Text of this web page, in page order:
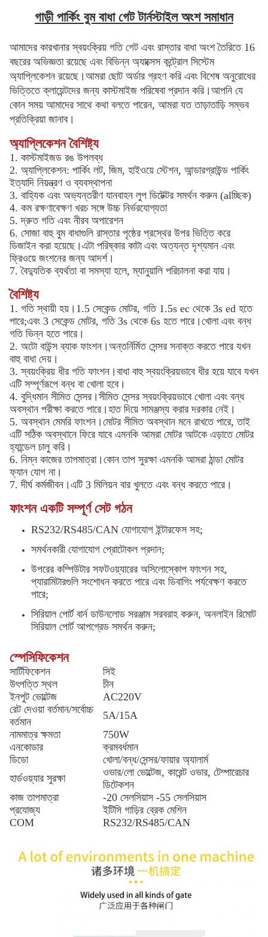
গাড়ী পার্কিং বুম বাধা গেট টার্নস্টাইল অংশ সমাধান
আমাদের কারখানার স্বয়ংক্রিয় গতি গেট এবং রাস্তার বাধা অংশ তৈরিতে 16
বছরের অভিজ্ঞতা রয়েছে এবং বিভিন্ন অ্যাক্সেস কন্ট্রোল সিস্টেম
অ্যাপ্লিকেশন রয়েছে। আমরা ছোট অর্ডার গ্রহণ করি এবং বিশেষ অনুরোধের
ভিত্তিতে ক্লায়েন্টদের জন্য কাস্টমাইজ পরিষেবা প্রদান করি।আপনি যে
কোন সময় আমাদের সাথে কথা বলতে পারেন, আমরা যত তাড়াতাড়ি সম্ভব
প্রতিক্রিয়া জানাব।
অ্যাপ্লিকেশন বৈশিষ্ট্য
1. কাস্টমাইজড রঙ উপলব্ধ
2. অ্যাপ্লিকেশন: পার্কিং লট, জিম, হাইওয়ে স্টেশন, আন্ডারগ্রাউন্ড পার্কিং
ইত্যাদি নিয়ন্ত্রণ ও ব্যবস্থাপনা
3. বাহ্যিক এবং অভ্যন্তরীণ যানবাহন লুপ ডিটেক্টর সমর্থন করুন (alচ্ছিক)
4. কম রক্ষণাবেক্ষণ খরচ সঙ্গে উচ্চ নির্ভরযোগ্যতা
5. দ্রুত গতি এবং নীরব অপারেশন
6. সোজা বাহু বুম বাধাগুলি রাস্তার পৃষ্ঠের প্রস্থের উপর ভিত্তি করে
ডিজাইন করা হয়েছে।এটা পরিষ্কার কাটা এবং অত্যন্ত দৃশ্যমান এবং
ফ্রিওয়ে জংশনের জন্য আদর্শ।
7. বৈদ্যুতিক ব্যর্থতা বা সমস্যা হলে, ম্যানুয়ালি পরিচালনা করা যায়।
বৈশিষ্ট্য
1. গতি স্থায়ী হয়।1.5 সেকেন্ড মোটর, গতি 1.5s ec থেকে 3s ed হতে
পারে;এবং 3 সেকেন্ড মোটর, গতি 3s থেকে 6s হতে পারে।খোলা এবং বন্ধ
গতি ভিন্ন হতে পারে।
2. অটো বাউন্স ব্যাক ফাংশন।অন্তর্নির্মিত সেন্সর সনাক্ত করতে পারে যখন
বাহু বাধা দেয়।
3. স্বয়ংক্রিয় ধীর গতি ফাংশন।বাধা বাহু স্বয়ংক্রিয়ভাবে ধীর হয়ে যাবে যখন
এটি সম্পূর্ণরূপে বন্ধ বা খোলা হবে।
4. বুদ্ধিমান সীমিত সেন্সর।সীমিত সেন্সর স্বয়ংক্রিয়ভাবে খোলা এবং বন্ধ
অবস্থান পরীক্ষা করতে পারে।হাত দিয়ে সামঞ্জস্য করার দরকার নেই।
5. অবস্থান মেমরি ফাংশন।মোটর সীমিত অবস্থান মনে রাখতে পারে, তাই
এটি সঠিক অবস্থানে ফিরে যাবে এমনকি আমরা মোটর আটকে এড়াতে মোটর
হ্যান্ডেল চালু করি।
6. নিম্ন কাজের তাপমাত্রা।কোন তাপ সুরক্ষা এমনকি আমরা ঠান্ডা মোটর
ফ্যান যোগ না।
7. দীর্ঘ কর্মজীবন।এটি 3 মিলিয়ন বার খুলতে এবং বন্ধ করতে পারে।
ফাংশন একটি সম্পূর্ণ সেট গঠন
RS232/RS485/CAN যোগাযোগ ইন্টারফেস সহ;
সমর্থনকারী যোগাযোগ প্রোটোকল প্রদান;
উপরের কম্পিউটার সফটওয়্যারের অসিলোস্কোপ ফাংশন সহ,
প্যারামিটারগুলি সংশোধন করতে পারে এবং ডিবাগিং পর্যবেক্ষণ করতে
পারে;
সিরিয়াল পোর্ট বার্ন ডাউনলোড সরঞ্জাম সরবরাহ করুন, অনলাইন রিমোট
সিরিয়াল পোর্ট আপগ্রেড সমর্থন করুন;
স্পেসিফিকেশন
সার্টিফিকেশন
সিই
উৎপত্তি স্থল
চীন
ইনপুট ভোল্টেজ
AC220V
রেট দেওয়া বর্তমান/সর্বোচ্চ
বর্তমান
5A/15A
নামমাত্র ক্ষমতা
750W
এনকোডার
ক্রমবর্ধমান
ডিডো
খোলা/বন্ধ/সেন্সর/ফায়ার অ্যালার্ম
হার্ডওয়্যার সুরক্ষা
ওভার/লো ভোল্টেজ, কারেন্ট ওভার, টেম্পারেচার
ডিটেকশন
কাজ তাপমাত্রা
-20 সেলসিয়াস -55 সেলসিয়াস
প্রযোজ্য
ইটিসি গাড়ির ব্রেক মেশিন
COM
RS232/RS485/CAN